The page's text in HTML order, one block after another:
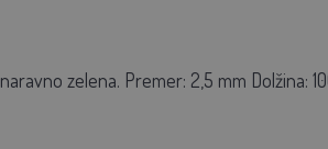
zelena. Premer: 2,5 mm Dolžina: